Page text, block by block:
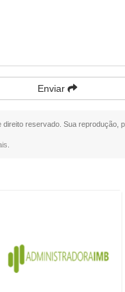
Enviar
direito reservado. Sua reprodução,